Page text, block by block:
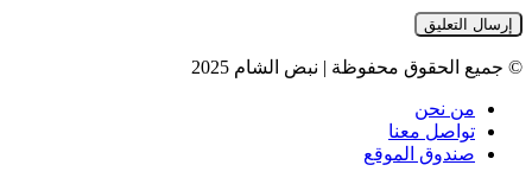
© جميع الحقوق محفوظة | نبض الشام 2025
من نحن
تواصل معنا
صندوق الموقع